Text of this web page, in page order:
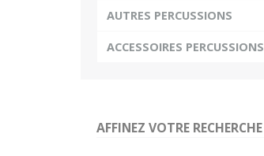
AUTRES PERCUSSIONS
ACCESSOIRES PERCUSSIONS
AFFINEZ VOTRE RECHERCHE